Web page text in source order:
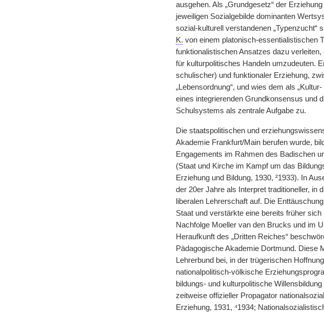
ausgehen. Als „Grundgesetz“ der
jeweiligen Sozialgebilde dominanten
sozial-kulturell verstandenen „Typenzucht“
K. von einem platonisch-essentialistischen
funktionalistischen Ansatzes dazu
für kulturpolitisches Handeln umzudeuten.
schulischer) und funktionaler Erziehung,
„Lebensordnung“, und wies dem als
eines integrierenden Grundkonsensus und
Schulsystems als zentrale Aufgabe zu.
Die staatspolitischen und
Akademie Frankfurt/Main berufen wurde,
Engagements im Rahmen des Badischen
(Staat und Kirche im Kampf um das
Erziehung und Bildung, 1930, ²1933). In
der 20er Jahre als Interpret traditioneller, in
liberalen Lehrerschaft auf. Die
Staat und verstärkte eine bereits früher
Nachfolge Moeller van den Brucks und im
Heraufkunft des „Dritten Reiches“
Pädagogische Akademie Dortmund. Diese
Lehrerbund bei, in der trügerischen
nationalpolitisch-völkische
bildungs- und kulturpolitische
zeitweise offizieller Propagator
Erziehung, 1931, ⁴1934;